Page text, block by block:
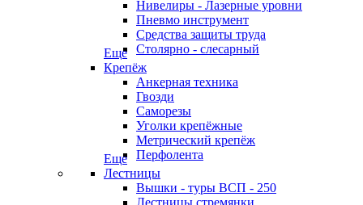
Нивелиры - Лазерные уровни
Пневмо инструмент
Средства защиты труда
Столярно - слесарный
Еще
Крепёж
Анкерная техника
Гвозди
Саморезы
Уголки крепёжные
Метрический крепёж
Перфолента
Еще
Лестницы
Вышки - туры ВСП - 250
Лестницы стремянки